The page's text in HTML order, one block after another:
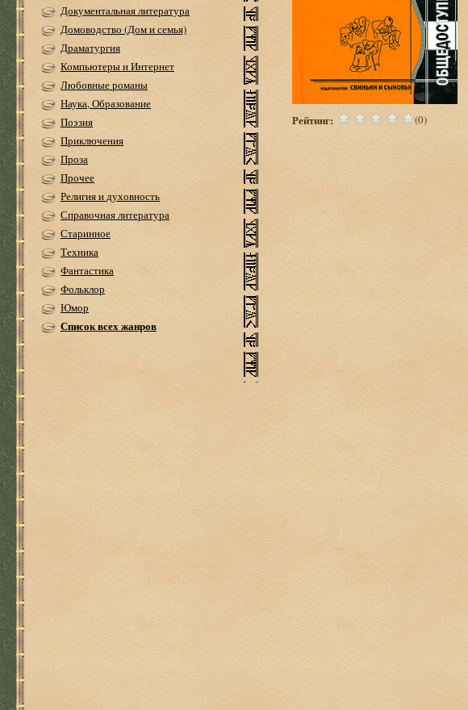
Документальная литература
Домоводство (Дом и семья)
Драматургия
Компьютеры и Интернет
Любовные романы
Наука, Образование
Поэзия
Приключения
Проза
Прочее
Религия и духовность
Справочная литература
Старинное
Техника
Фантастика
Фольклор
Юмор
Список всех жанров
Рейтинг: (0)